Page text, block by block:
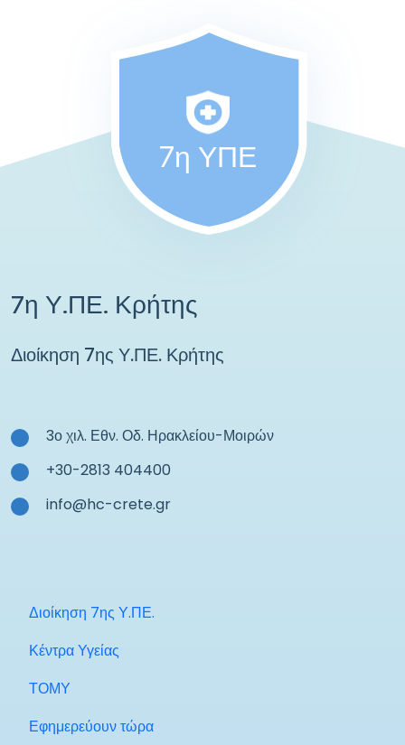
7η ΥΠΕ
7η Υ.ΠΕ. Κρήτης
Διοίκηση 7ης Υ.ΠΕ. Κρήτης
3ο χιλ. Εθν. Οδ. Ηρακλείου-Μοιρών
+30-2813 404400
info@hc-crete.gr
Διοίκηση 7ης Υ.ΠΕ.
Κέντρα Υγείας
ΤΟΜΥ
Εφημερεύουν τώρα